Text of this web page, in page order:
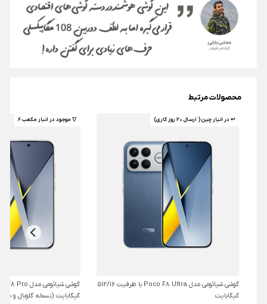
محصولات مرتبط
↩ در انبار چین ( ارسال 20 روز کاری)
گوشی شیائومی مدل Poco F8 Ultra با ظرفیت 512/16
گیگابایت
▽ موجود در انبار مکعب ⚡️
گیگابایت (نسخه گلوبال و